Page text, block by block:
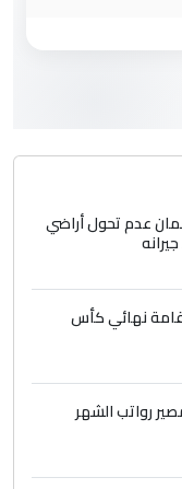
اصول عريقة
حسين سل
يسقط
اصول عريقة
حسين سل
عدم تحول أراضي
نهائي كأس
رواتب الشهر